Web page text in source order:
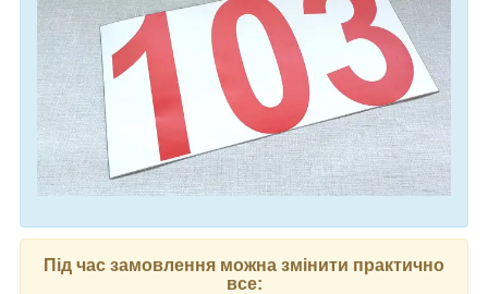
Під час замовлення можна змінити практично
все: